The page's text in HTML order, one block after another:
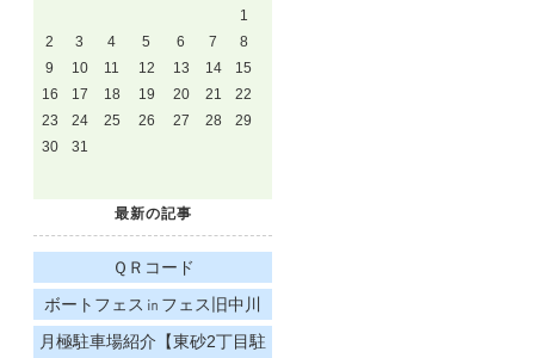
1
2
3 4 5 6 7
8
9
10 11 12 13 14
15
16
17 18 19 20 21
22
23
24 25 26 27 28
29
30
31
最新の記事
ＱＲコード
ボートフェス㏌フェス旧中川
月極駐車場紹介【東砂2丁目駐